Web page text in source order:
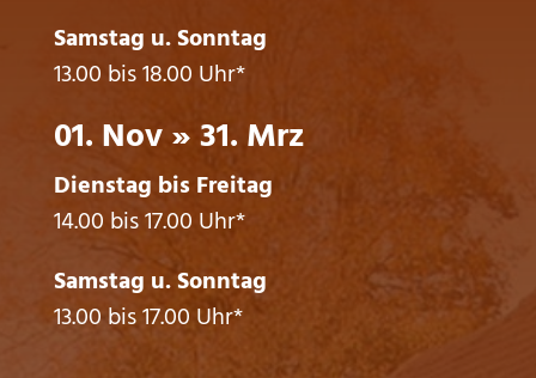
Samstag u. Sonntag
13.00 bis 18.00 Uhr*
01. Nov » 31. Mrz
Dienstag bis Freitag
14.00 bis 17.00 Uhr*
Samstag u. Sonntag
13.00 bis 17.00 Uhr*